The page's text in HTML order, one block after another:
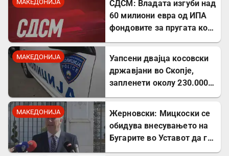
МАКЕДОНИЈА
СДСМ: Владата изгуби над
60 милиони евра од ИПА
фондовите за пругата кон
МАКЕДОНИЈА
Уапсени двајца косовски
државјани во Скопје,
запленети околу 230.000
МАКЕДОНИЈА
Жерновски: Мицкоски се
обидува внесувањето на
Бугарите во Уставот да го